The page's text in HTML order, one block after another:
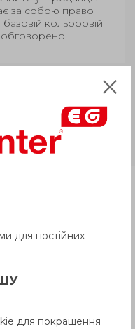
за собою право
кольоровій
обговорено
голчастий
для постійних
для покращення